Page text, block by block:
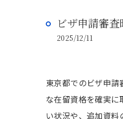
ビザ申請審
2025/12/11
東京都でのビザ申
な在留資格を確実
い状況や、追加資